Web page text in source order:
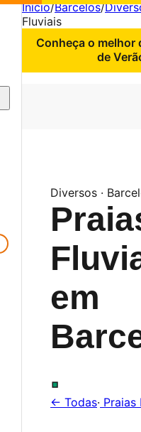
Início/Barcelos/
Fluviais
Conheça o melhor
de
Diversos ·
em
.
← Todas· Praias